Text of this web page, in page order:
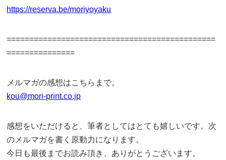
https://reserva.be/moriyoyaku
==============================================
===============
メルマガの感想はこちらまで。
kou@mori-print.co.jp
感想をいただけると、筆者としてはとても嬉しいです。次
のメルマガを書く原動力になります。
今日も最後までお読み頂き、ありがとうございます。